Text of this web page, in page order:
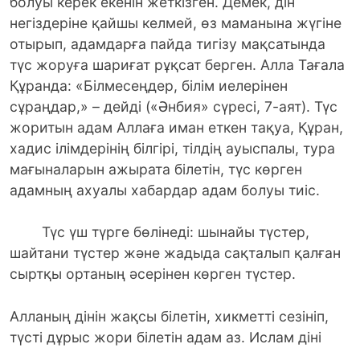
негіздеріне қайшы келмей, өз маманына жүгіне
отырып, адамдарға пайда тигізу мақсатында
түс жоруға шариғат рұқсат берген. Алла Тағала
Құранда: «Білмесеңдер, білім иелерінен
сұраңдар,» – дейді («Әнбия» сүресі, 7-аят). Түс
жоритын адам Аллаға иман еткен тақуа, Құран,
хадис ілімдерінің білгірі, тілдің ауыспалы, тура
мағыналарын ажырата білетін, түс көрген
адамның ахуалы хабардар адам болуы тиіс.
Түс үш түрге бөлінеді: шынайы түстер,
шайтани түстер және жадыда сақталып қалған
сыртқы ортаның әсерінен көрген түстер.
Алланың дінін жақсы білетін, хикметті сезініп,
түсті дұрыс жори білетін адам аз. Ислам діні